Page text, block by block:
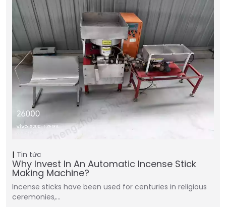
Tin tức
Why Invest In An Automatic Incense Stick
Making Machine?
Incense sticks have been used for centuries in religious
ceremonies,…